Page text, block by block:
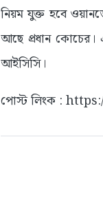
নিয়ম যুক্ত হবে
আছে প্রধান কোচের।
আইসিসি।
পোস্ট লিংক :